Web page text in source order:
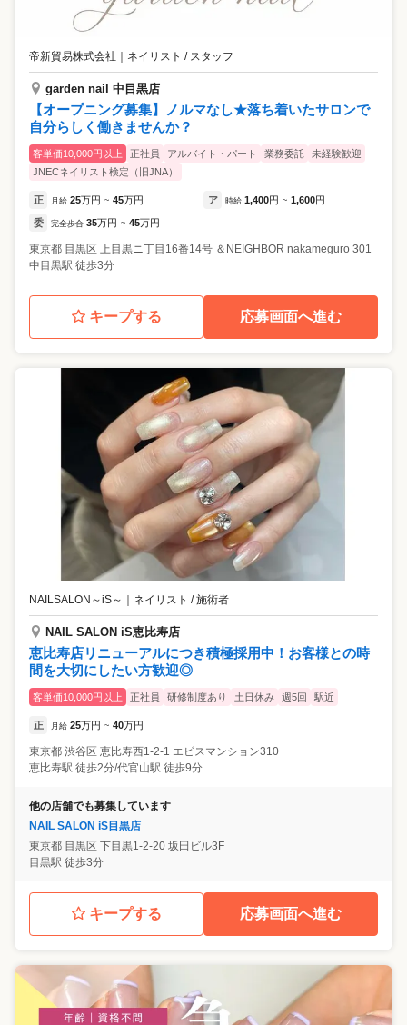
帝新貿易株式会社 ネイリスト / スタッフ
garden nail 中目黒店
【オープニング募集】ノルマなし★落ち着いたサロンで
自分らしく働きませんか？
客単価10,000円以上 正社員 アルバイト・パート 業務委託
未経験歓迎
JNECネイリスト検定（旧JNA）
正 月給 25万円 ~ 45万円 ア 時給 1,400円 ~ 1,600円
委 完全歩合 35万円 ~ 45万円
東京都 目黒区 上目黒ニ丁目16番14号 ＆NEIGHBOR nakameguro 301
中目黒駅 徒歩3分
キープする 応募画面へ進む
NAILSALON～iS～ ネイリスト / 施術者
NAIL SALON iS恵比寿店
恵比寿店リニューアルにつき積極採用中！お客様との時
間を大切にしたい方歓迎◎
客単価10,000円以上 正社員 研修制度あり 土日休み 週5回 駅近
正 月給 25万円 ~ 40万円
東京都 渋谷区 恵比寿西1-2-1 エビスマンション310
恵比寿駅 徒歩2分/代官山駅 徒歩9分
他の店舗でも募集しています
NAIL SALON iS目黒店
東京都 目黒区 下目黒1-2-20 坂田ビル3F
目黒駅 徒歩3分
キープする 応募画面へ進む